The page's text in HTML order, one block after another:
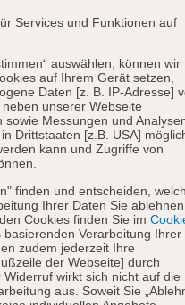
Services und Funktionen auf
auswählen, können wir
auf Ihrem Gerät setzen,
Daten [z. B. IP-Adresse]
unserer Webseite
Messungen und
Drittstaaten [z.B. USA]
kann und Zugriffe von
finden und entscheiden,
Ihrer Daten Sie ablehnen
Cookies finden Sie im
basierenden Verarbeitung Ihrer
zudem jederzeit Ihre
der Webseite] durch
wirkt sich nicht auf die
aus. Soweit Sie